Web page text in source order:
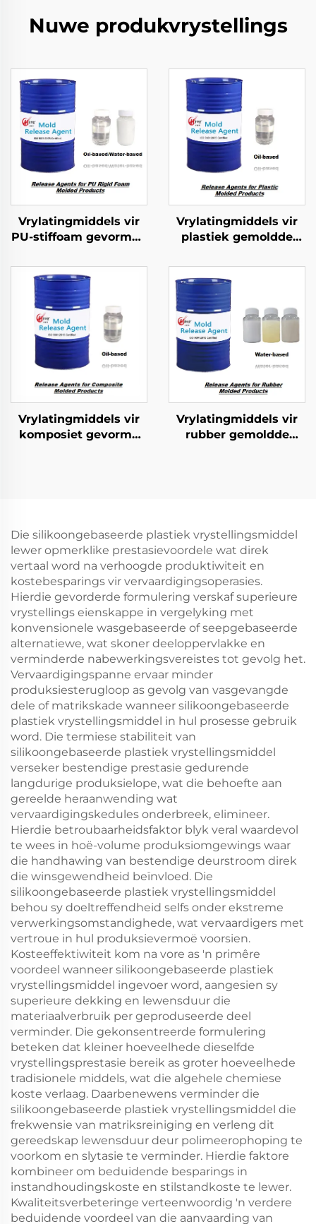
Nuwe produkvrystellings
Vrylatingmiddels vir
PU-stiffoam gevormde
Vrylatingmiddels vir
plastiek gemoldde
Vrylatingmiddels vir
komposiet gevorme
Vrylatingmiddels vir
rubber gemoldde
Die silikoongebaseerde plastiek vrystellingsmiddel
lewer opmerklike prestasievoordele wat direk
vertaal word na verhoogde produktiwiteit en
kostebesparings vir vervaardigingsoperasies.
Hierdie gevorderde formulering verskaf superieure
vrystellings eienskappe in vergelyking met
konvensionele wasgebaseerde of seepgebaseerde
alternatiewe, wat skoner deeloppervlakke en
verminderde nabewerkingsvereistes tot gevolg het.
Vervaardigingspanne ervaar minder
produksiesterugloop as gevolg van vasgevangde
dele of matrikskade wanneer silikoongebaseerde
plastiek vrystellingsmiddel in hul prosesse gebruik
word. Die termiese stabiliteit van
silikoongebaseerde plastiek vrystellingsmiddel
verseker bestendige prestasie gedurende
langdurige produksielope, wat die behoefte aan
gereelde heraanwending wat
vervaardigingskedules onderbreek, elimineer.
Hierdie betroubaarheidsfaktor blyk veral waardevol
te wees in hoë-volume produksiomgewings waar
die handhawing van bestendige deurstroom direk
die winsgewendheid beïnvloed. Die
silikoongebaseerde plastiek vrystellingsmiddel
behou sy doeltreffendheid selfs onder ekstreme
verwerkingsomstandighede, wat vervaardigers met
vertroue in hul produksievermoë voorsien.
Kosteeffektiwiteit kom na vore as 'n primêre
voordeel wanneer silikoongebaseerde plastiek
vrystellingsmiddel ingevoer word, aangesien sy
superieure dekking en lewensduur die
materiaalverbruik per geproduseerde deel
verminder. Die gekonsentreerde formulering
beteken dat kleiner hoeveelhede dieselfde
vrystellingsprestasie bereik as groter hoeveelhede
tradisionele middels, wat die algehele chemiese
koste verlaag. Daarbenewens verminder die
silikoongebaseerde plastiek vrystellingsmiddel die
frekwensie van matriksreiniging en verleng dit
gereedskap lewensduur deur polimeerophoping te
voorkom en slytasie te verminder. Hierdie faktore
kombineer om beduidende besparings in
instandhoudingskoste en stilstandkoste te lewer.
Kwaliteitsverbeteringe verteenwoordig 'n verdere
beduidende voordeel van die aanvaarding van